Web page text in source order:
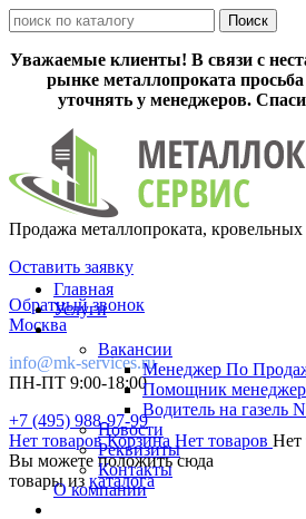
Уважаемые клиенты! В связи с
рынке металлопроката
уточнять у менеджеров.
Продажа металлопроката,
Оставить заявку
Обратный звонок
Москва
info@mk-services.ru
ПН-ПТ 9:00-18:00
+7 (495) 988-97-99
Нет товаровКорзина Нет товаров Нет
Вы можете положить сюда
товары из каталога
Главная
Услуги
Вакансии
Менеджер По
Помощник
Водитель на газель
Новости
Реквизиты
Контакты
О компании